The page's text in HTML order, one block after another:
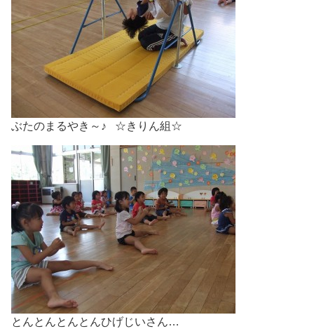
ぶたのまるやき～♪ ☆きりん組☆
とんとんとんとんひげじいさん…